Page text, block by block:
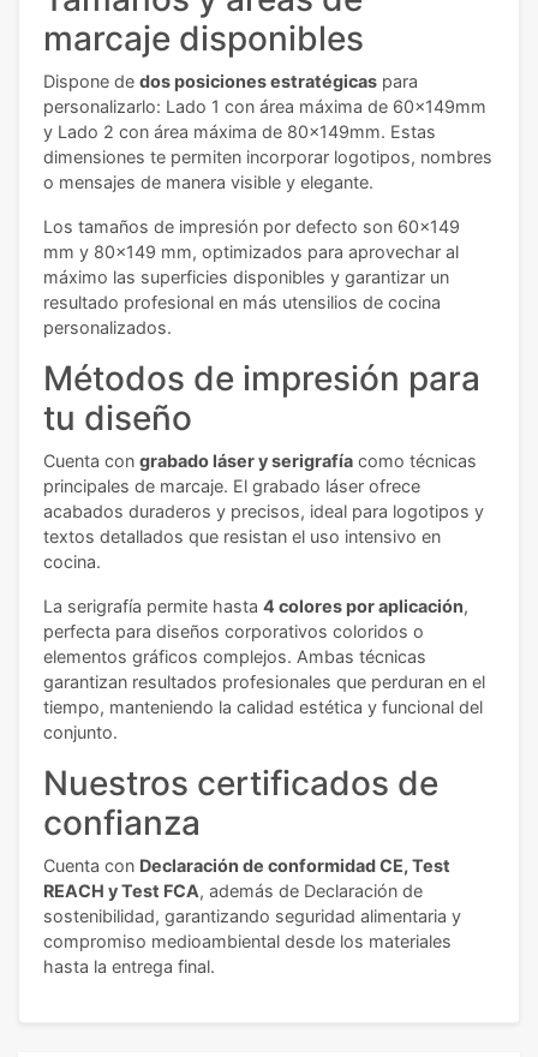
marcaje disponibles
Dispone de dos posiciones estratégicas para
personalizarlo: Lado 1 con área máxima de 60x149mm
y Lado 2 con área máxima de 80x149mm. Estas
dimensiones te permiten incorporar logotipos, nombres
o mensajes de manera visible y elegante.
Los tamaños de impresión por defecto son 60x149
mm y 80x149 mm, optimizados para aprovechar al
máximo las superficies disponibles y garantizar un
resultado profesional en más utensilios de cocina
personalizados.
Métodos de impresión para
tu diseño
Cuenta con grabado láser y serigrafía como técnicas
principales de marcaje. El grabado láser ofrece
acabados duraderos y precisos, ideal para logotipos y
textos detallados que resistan el uso intensivo en
cocina.
La serigrafía permite hasta 4 colores por aplicación,
perfecta para diseños corporativos coloridos o
elementos gráficos complejos. Ambas técnicas
garantizan resultados profesionales que perduran en el
tiempo, manteniendo la calidad estética y funcional del
conjunto.
Nuestros certificados de
confianza
Cuenta con Declaración de conformidad CE, Test
REACH y Test FCA, además de Declaración de
sostenibilidad, garantizando seguridad alimentaria y
compromiso medioambiental desde los materiales
hasta la entrega final.